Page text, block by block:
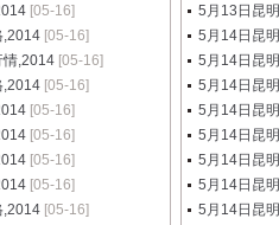
[05-16]
,2014 [05-16]
情,2014 [05-16]
,2014 [05-16]
[05-16]
[05-16]
[05-16]
[05-16]
,2014 [05-16]
5月13日昆
5月14日昆
5月14日昆
5月14日昆
5月14日昆
5月14日昆
5月14日昆
5月14日昆
5月14日昆